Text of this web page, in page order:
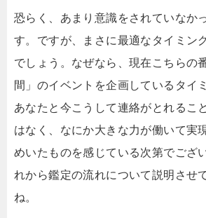
恐らく、あまり意識をされていなか
す。ですが、まさに最適なタイミン
でしょう。なぜなら、現在こちらの
間」のイベントを企画しているタイ
あなたと今こうして連絡がとれるこ
はなく、なにか大きな力が働いて実
めいたものを感じている次第でござ
れから鑑定の流れについて説明させ
ね。